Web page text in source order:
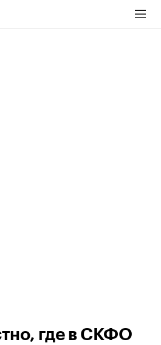
где в СКФО